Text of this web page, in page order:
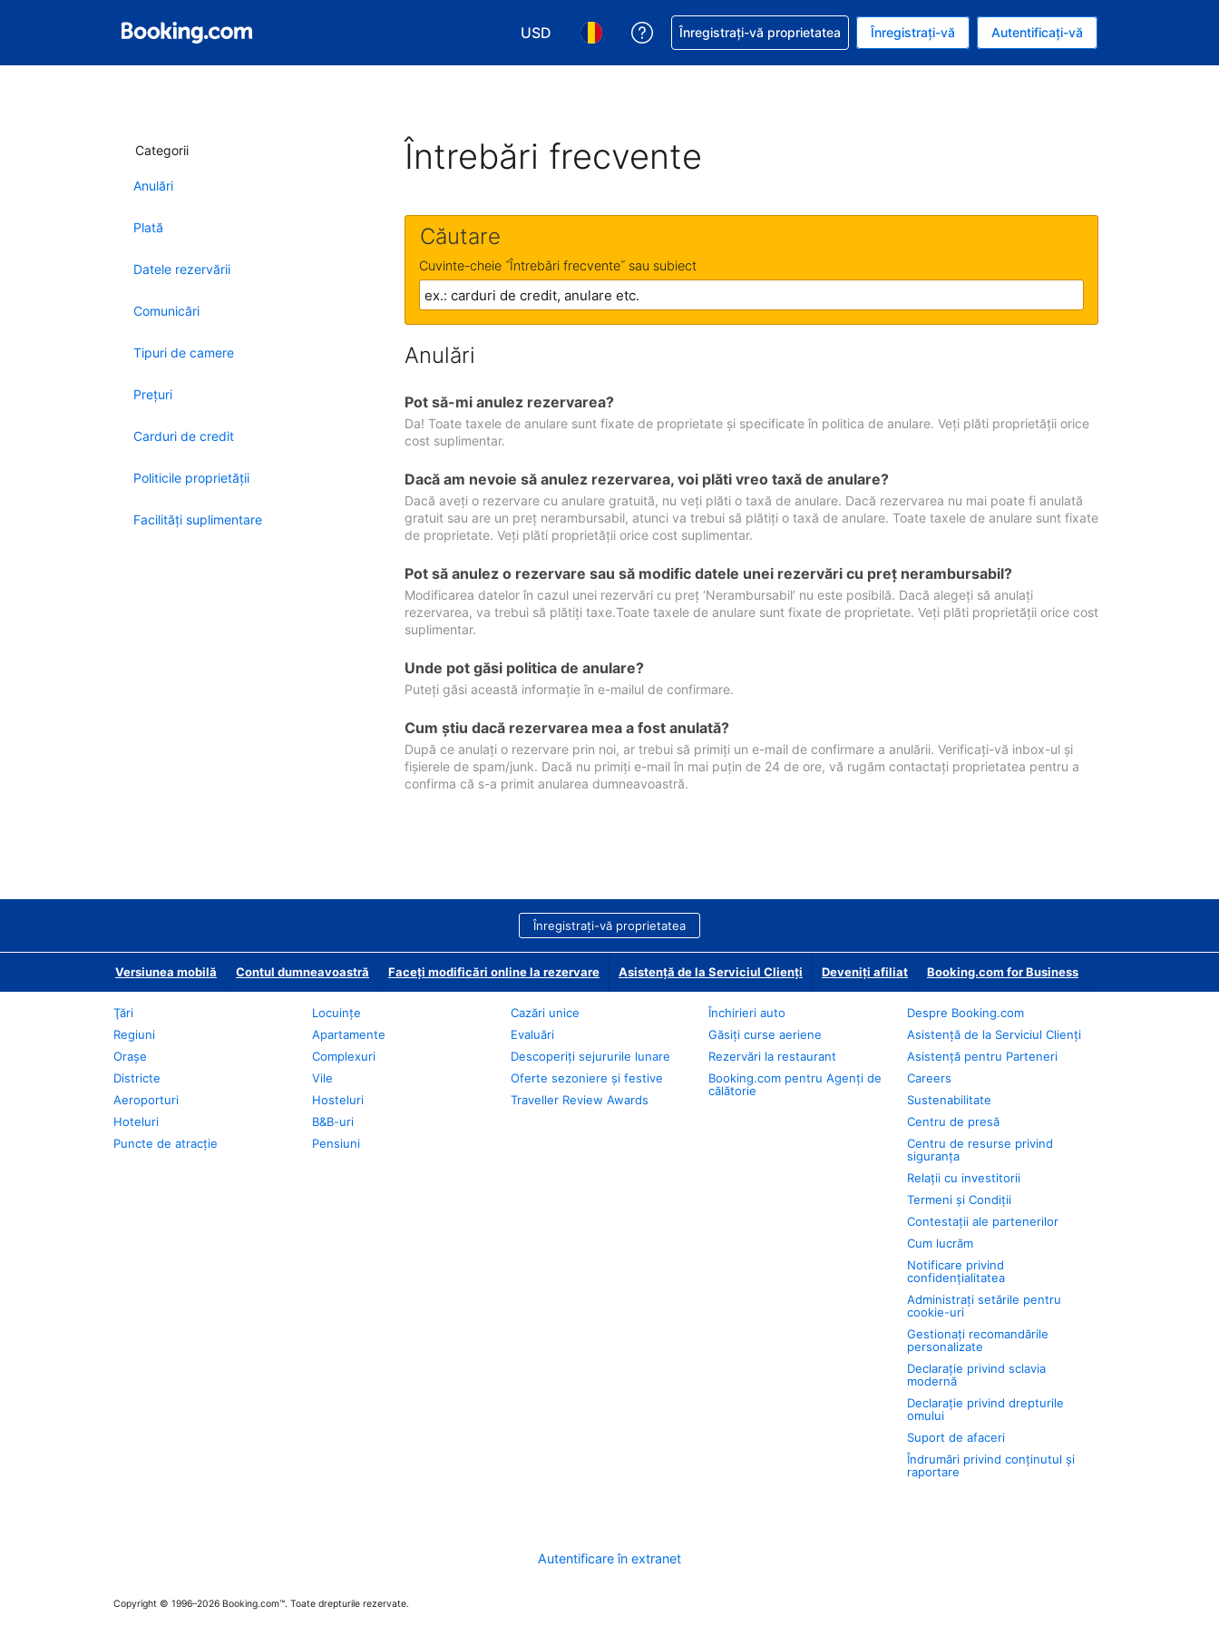
USD
Alegeţi moneda. Moneda actuală este Dolar american
Alegeți limba. Limba actuală este Română
Primiți asistență cu privire la rezervarea dvs.
Înregistrați-vă proprietatea Înregistrați-vă Autentificați-vă
Categorii
Anulări
Plată
Datele rezervării
Comunicări
Tipuri de camere
Preţuri
Carduri de credit
Politicile proprietății
Facilităţi suplimentare
Întrebări frecvente
Căutare
Cuvinte-cheie ˝Întrebări frecvente˝ sau subiect
Anulări
Pot să-mi anulez rezervarea?
Da! Toate taxele de anulare sunt fixate de proprietate și specificate în politica de anulare. Veți plăti proprietății orice
cost suplimentar.
Dacă am nevoie să anulez rezervarea, voi plăti vreo taxă de anulare?
Dacă aveți o rezervare cu anulare gratuită, nu veți plăti o taxă de anulare. Dacă rezervarea nu mai poate fi anulată
gratuit sau are un preț nerambursabil, atunci va trebui să plătiți o taxă de anulare. Toate taxele de anulare sunt fixate
de proprietate. Veți plăti proprietății orice cost suplimentar.
Pot să anulez o rezervare sau să modific datele unei rezervări cu preţ nerambursabil?
Modificarea datelor în cazul unei rezervări cu preț ‘Nerambursabil’ nu este posibilă. Dacă alegeți să anulați
rezervarea, va trebui să plătiți taxe.Toate taxele de anulare sunt fixate de proprietate. Veți plăti proprietății orice cost
suplimentar.
Unde pot găsi politica de anulare?
Puteți găsi această informație în e-mailul de confirmare.
Cum ştiu dacă rezervarea mea a fost anulată?
După ce anulați o rezervare prin noi, ar trebui să primiți un e-mail de confirmare a anulării. Verificați-vă inbox-ul și
fișierele de spam/junk. Dacă nu primiți e-mail în mai puțin de 24 de ore, vă rugăm contactați proprietatea pentru a
confirma că s-a primit anularea dumneavoastră.
Înregistrați-vă proprietatea
Versiunea mobilă Contul dumneavoastră Faceți modificări online la rezervare Asistență de la Serviciul Clienți Deveniţi afiliat Booking.com for Business
Ţări
Regiuni
Oraşe
Districte
Aeroporturi
Hoteluri
Puncte de atracţie
Locuințe
Apartamente
Complexuri
Vile
Hosteluri
B&B-uri
Pensiuni
Cazări unice
Evaluări
Descoperiți sejururile lunare
Oferte sezoniere și festive
Traveller Review Awards
Închirieri auto
Găsiți curse aeriene
Rezervări la restaurant
Booking.com pentru Agenți de
călătorie
Despre Booking.com
Asistență de la Serviciul Clienți
Asistență pentru Parteneri
Careers
Sustenabilitate
Centru de presă
Centru de resurse privind
siguranța
Relații cu investitorii
Termeni și Condiții
Contestații ale partenerilor
Cum lucrăm
Notificare privind
confidențialitatea
Administrați setările pentru
cookie-uri
Gestionați recomandările
personalizate
Declarație privind sclavia
modernă
Declarație privind drepturile
omului
Suport de afaceri
Îndrumări privind conținutul și
raportare
Autentificare în extranet
Copyright © 1996–2026 Booking.com™. Toate drepturile rezervate.